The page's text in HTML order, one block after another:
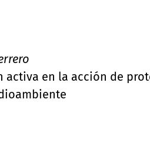
activa en la acción de